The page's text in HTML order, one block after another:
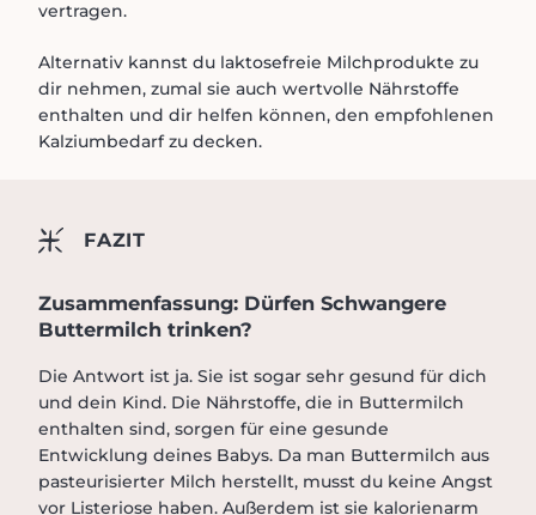
vertragen.
Alternativ kannst du laktosefreie Milchprodukte zu
dir nehmen, zumal sie auch wertvolle Nährstoffe
enthalten und dir helfen können, den empfohlenen
Kalziumbedarf zu decken.
FAZIT
Zusammenfassung: Dürfen Schwangere
Buttermilch trinken?
Die Antwort ist ja. Sie ist sogar sehr gesund für dich
und dein Kind. Die Nährstoffe, die in Buttermilch
enthalten sind, sorgen für eine gesunde
Entwicklung deines Babys. Da man Buttermilch aus
pasteurisierter Milch herstellt, musst du keine Angst
vor Listeriose haben. Außerdem ist sie kalorienarm